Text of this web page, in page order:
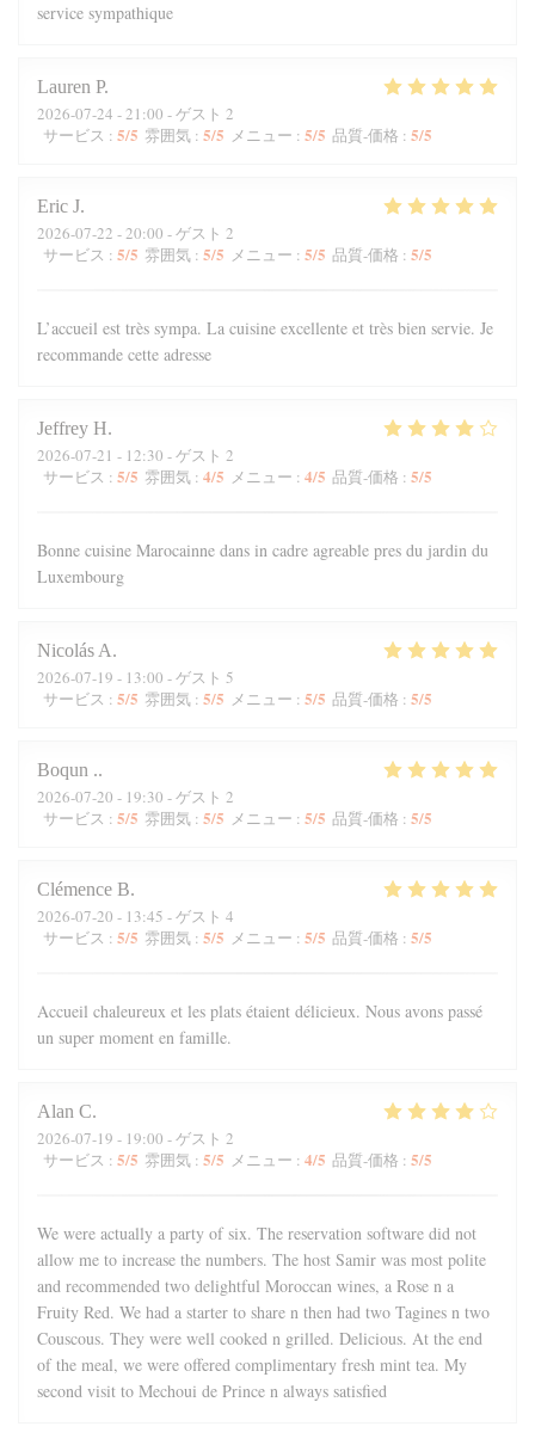
service sympathique
Lauren P
2026-07-24 - 21:00 - ゲスト 2
サービス : 5/5 雰囲気 : 5/5 メニュー : 5/5 品質-価格 : 5/5
Eric J
2026-07-22 - 20:00 - ゲスト 2
サービス : 5/5 雰囲気 : 5/5 メニュー : 5/5 品質-価格 : 5/5
L’accueil est très sympa. La cuisine excellente et très bien servie. Je
recommande cette adresse
Jeffrey H
2026-07-21 - 12:30 - ゲスト 2
サービス : 5/5 雰囲気 : 4/5 メニュー : 4/5 品質-価格 : 5/5
Bonne cuisine Marocainne dans in cadre agreable pres du jardin du
Luxembourg
Nicolás A
2026-07-19 - 13:00 - ゲスト 5
サービス : 5/5 雰囲気 : 5/5 メニュー : 5/5 品質-価格 : 5/5
Boqun .
2026-07-20 - 19:30 - ゲスト 2
サービス : 5/5 雰囲気 : 5/5 メニュー : 5/5 品質-価格 : 5/5
Clémence B
2026-07-20 - 13:45 - ゲスト 4
サービス : 5/5 雰囲気 : 5/5 メニュー : 5/5 品質-価格 : 5/5
Accueil chaleureux et les plats étaient délicieux. Nous avons passé
un super moment en famille.
Alan C
2026-07-19 - 19:00 - ゲスト 2
サービス : 5/5 雰囲気 : 5/5 メニュー : 4/5 品質-価格 : 5/5
We were actually a party of six. The reservation software did not
allow me to increase the numbers. The host Samir was most polite
and recommended two delightful Moroccan wines, a Rose n a
Fruity Red. We had a starter to share n then had two Tagines n two
Couscous. They were well cooked n grilled. Delicious. At the end
of the meal, we were offered complimentary fresh mint tea. My
second visit to Mechoui de Prince n always satisfied